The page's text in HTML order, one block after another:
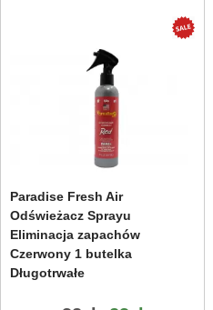
Paradise Fresh Air
Odświeżacz Sprayu
Eliminacja zapachów
Czerwony 1 butelka
Długotrwałe